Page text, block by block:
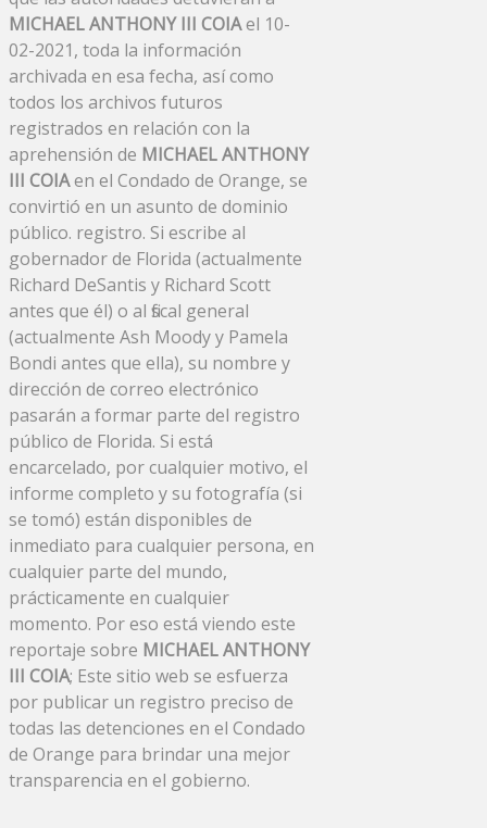
MICHAEL ANTHONY III COIAel 10-
02-2021, toda la información
archivada en esa fecha, así como
todos los archivos futuros
registrados en relación con la
aprehensión de MICHAEL ANTHONY
III COIAen el Condado de Orange, se
convirtió en un asunto de dominio
público. registro. Si escribe al
gobernador de Florida (actualmente
Richard DeSantis y Richard Scott
antes que él) o al fiscal general
(actualmente Ash Moody y Pamela
Bondi antes que ella), su nombre y
dirección de correo electrónico
pasarán a formar parte del registro
público de Florida. Si está
encarcelado, por cualquier motivo, el
informe completo y su fotografía (si
se tomó) están disponibles de
inmediato para cualquier persona, en
cualquier parte del mundo,
prácticamente en cualquier
momento. Por eso está viendo este
reportaje sobre MICHAEL ANTHONY
III COIA; Este sitio web se esfuerza
por publicar un registro preciso de
todas las detenciones en el Condado
de Orange para brindar una mejor
transparencia en el gobierno.